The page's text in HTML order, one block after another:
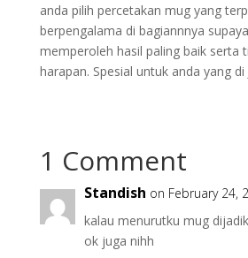
anda pilih percetakan mug yang
berpengalama di bagiannnya
memperoleh hasil paling baik serta
harapan. Spesial untuk anda yang di
1 Comment
Standish on February 24,
kalau menurutku mug
ok juga nihh